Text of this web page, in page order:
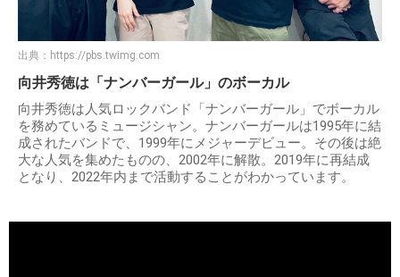
出典： https://pbs.twimg.com
向井秀徳は「ナンバーガール」のボーカル
向井秀徳は人気ロックバンド「ナンバーガール」でボーカル
を務めているミュージシャン。ナンバーガールは1995年に結
成されたバンドで、1999年にメジャーデビュー。その後は絶
大な人気を集めたものの、2002年に解散。2019年に再結成
となり、2022年内まで活動することがわかっています。